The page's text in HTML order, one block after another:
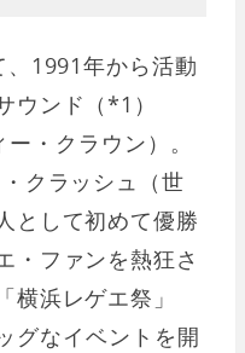
1991年から活動
ウンド（*1）
・クラウン）。
クラッシュ（世
として初めて優勝
・ファンを熱狂さ
浜レゲエ祭」
グなイベントを開